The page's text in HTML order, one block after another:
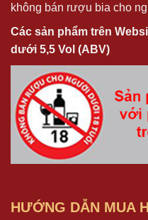
không bán rượu bia cho
Các sản phẩm trên
dưới 5,5 Vol (ABV)
HƯỚNG DẪN MUA